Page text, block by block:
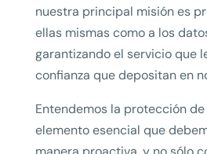
nuestra principal misión es
ellas mismas como a los
garantizando el servicio que
confianza que depositan en
Entendemos la protección
elemento esencial que